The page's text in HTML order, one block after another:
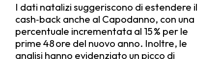
I dati natalizi suggeriscono di estendere il
cash‑back anche al Capodanno, con una
percentuale incrementata al 15 % per le
prime 48 ore del nuovo anno. Inoltre, le
analisi hanno evidenziato un picco di